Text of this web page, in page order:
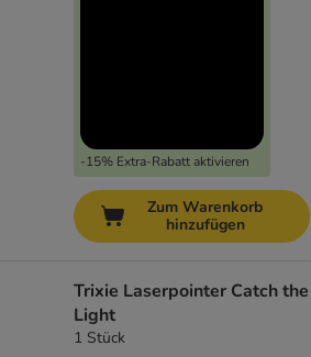
-15% Extra-Rabatt aktivieren
Zum Warenkorb
hinzufügen
Trixie Laserpointer Catch the
Light
1 Stück